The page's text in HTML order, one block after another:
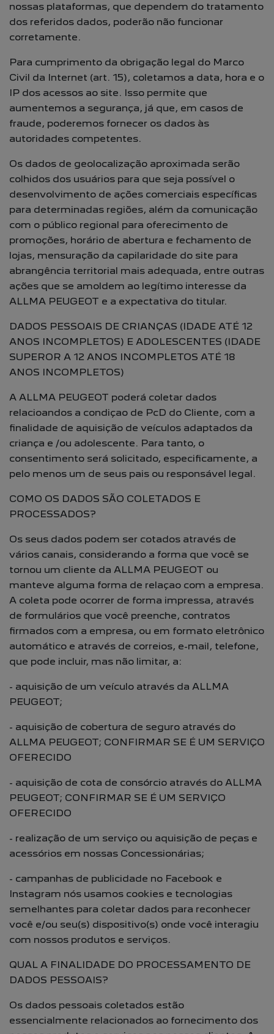
nossas plataformas, que dependem do tratamento
dos referidos dados, poderão não funcionar
corretamente.
Para cumprimento da obrigação legal do Marco
Civil da Internet (art. 15), coletamos a data, hora e o
IP dos acessos ao site. Isso permite que
aumentemos a segurança, já que, em casos de
fraude, poderemos fornecer os dados às
autoridades competentes.
Os dados de geolocalização aproximada serão
colhidos dos usuários para que seja possível o
desenvolvimento de ações comerciais específicas
para determinadas regiões, além da comunicação
com o público regional para oferecimento de
promoções, horário de abertura e fechamento de
lojas, mensuração da capilaridade do site para
abrangência territorial mais adequada, entre outras
ações que se amoldem ao legítimo interesse da
ALLMA PEUGEOT e a expectativa do titular.
DADOS PESSOAIS DE CRIANÇAS (IDADE ATÉ 12
ANOS INCOMPLETOS) E ADOLESCENTES (IDADE
SUPEROR A 12 ANOS INCOMPLETOS ATÉ 18
ANOS INCOMPLETOS)
A ALLMA PEUGEOT poderá coletar dados
relacioandos a condiçao de PcD do Cliente, com a
finalidade de aquisição de veículos adaptados da
criança e /ou adolescente. Para tanto, o
consentimento será solicitado, especificamente, a
pelo menos um de seus pais ou responsável legal.
COMO OS DADOS SÃO COLETADOS E
PROCESSADOS?
Os seus dados podem ser cotados através de
vários canais, considerando a forma que você se
tornou um cliente da ALLMA PEUGEOT ou
manteve alguma forma de relaçao com a empresa.
A coleta pode ocorrer de forma impressa, através
de formulários que você preenche, contratos
firmados com a empresa, ou em formato eletrônico
automático e através de correios, e-mail, telefone,
que pode incluir, mas não limitar, a:
- aquisição de um veículo através da ALLMA
PEUGEOT;
- aquisição de cobertura de seguro através do
ALLMA PEUGEOT; CONFIRMAR SE É UM SERVIÇO
OFERECIDO
- aquisição de cota de consórcio através do ALLMA
PEUGEOT; CONFIRMAR SE É UM SERVIÇO
OFERECIDO
- realização de um serviço ou aquisição de peças e
acessórios em nossas Concessionárias;
- campanhas de publicidade no Facebook e
Instagram nós usamos cookies e tecnologias
semelhantes para coletar dados para reconhecer
você e/ou seu(s) dispositivo(s) onde você interagiu
com nossos produtos e serviços.
QUAL A FINALIDADE DO PROCESSAMENTO DE
DADOS PESSOAIS?
Os dados pessoais coletados estão
essencialmente relacionados ao fornecimento dos